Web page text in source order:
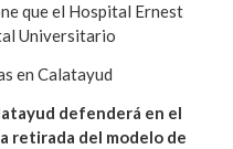
que el Hospital Ernest
Universitario
en Calatayud
defenderá en el
retirada del modelo de